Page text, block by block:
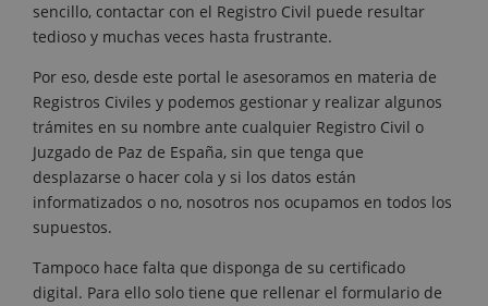
sencillo, contactar con el Registro Civil puede resultar
tedioso y muchas veces hasta frustrante.
Por eso, desde este portal le asesoramos en materia de
Registros Civiles y podemos gestionar y realizar algunos
trámites en su nombre ante cualquier Registro Civil o
Juzgado de Paz de España, sin que tenga que
desplazarse o hacer cola y si los datos están
informatizados o no, nosotros nos ocupamos en todos los
supuestos.
Tampoco hace falta que disponga de su certificado
digital. Para ello solo tiene que rellenar el formulario de